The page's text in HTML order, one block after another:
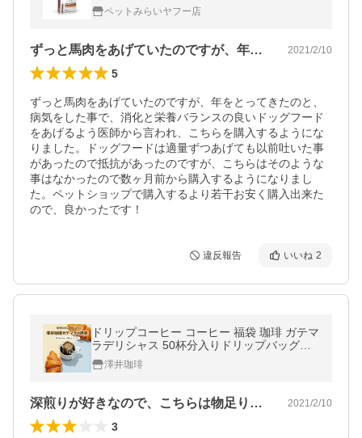
ペットみらいヤフー店
ずっと馬肉をあげていたのですが、年をと… 2021/2/10
5
ずっと馬肉をあげていたのですが、年をとってきたのと、
病気をした事で、消化と栄養バランスの良いドッグフード
をあげるよう医師から言われ、こちらを購入するようにな
りました。ドッグフードは適量ずつあげても以前吐いた事
があったので抵抗があったのですが、こちらはそのような
事はなかったので数ヶ月前から購入するようになりまし
た。ペットショップで購入するより若干お安く購入出来た
ので、良かったです！
違反報告 いいね 2
ドリップコーヒー コーヒー 福袋 珈琲 ガテマ
ラデリシャス 50杯分入りドリップバッグ福
袋 （ドリップ/ガテマラ） グルメ 【RD】
【TS】
澤井珈琲
深煎りが好きなので、こちらは物足りない… 2021/2/10
3